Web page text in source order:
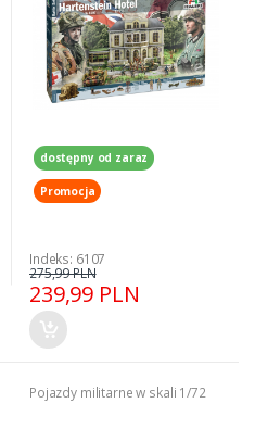
dostępny od zaraz
Promocja
Indeks: 6107
239,99 PLN
275,99 PLN
Pojazdy militarne w skali 1/72